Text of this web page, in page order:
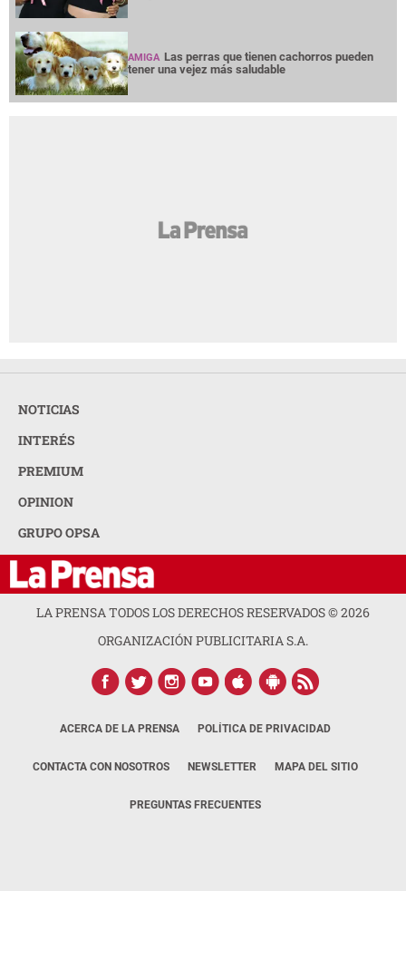
AMIGA Las perras que tienen cachorros pueden
tener una vejez más saludable
NOTICIAS
INTERÉS
PREMIUM
OPINION
GRUPO OPSA
LA PRENSA TODOS LOS DERECHOS RESERVADOS ©2026
ORGANIZACIÓN PUBLICITARIA S.A.
ACERCA DE LA PRENSA POLÍTICA DE PRIVACIDAD
CONTACTA CON NOSOTROS NEWSLETTER MAPA DEL SITIO
PREGUNTAS FRECUENTES